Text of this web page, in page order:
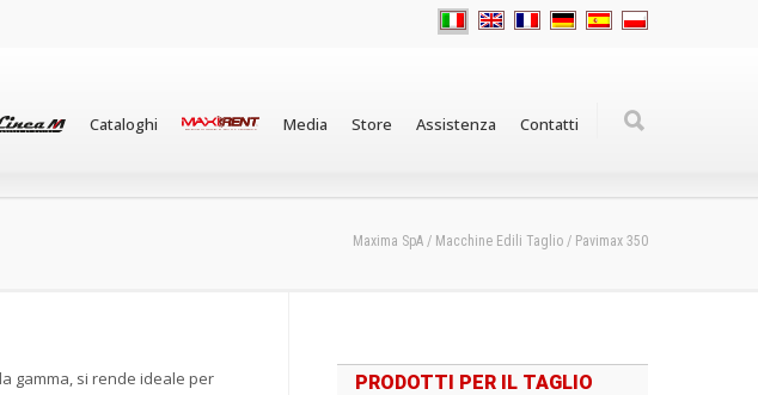
Cataloghi Media Store Assistenza Contatti
Maxima SpA / Macchine Edili Taglio / Pavimax 350
gamma, si rende ideale per
PRODOTTI PER IL TAGLIO